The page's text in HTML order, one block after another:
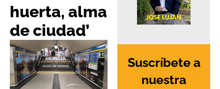
huerta, alma
de ciudad’
Suscríbete a
nuestra